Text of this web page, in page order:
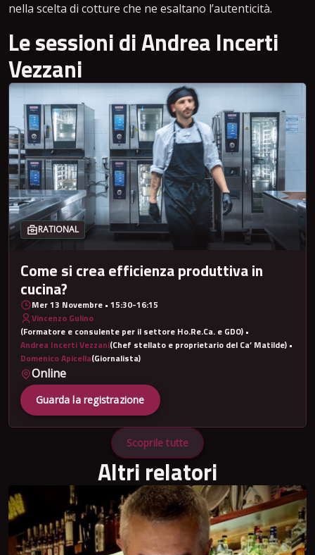
nella scelta di cotture che ne esaltano l’autenticità.
Le sessioni di Andrea Incerti
Vezzani
RATIONAL
Come si crea efficienza produttiva in
cucina?
Mer 13 Novembre • 15:30-16:15
Vincenzo Gulino
(Formatore e consulente per il settore Ho.Re.Ca. e GDO) •
Andrea Incerti Vezzani(Chef stellato e proprietario del Ca’ Matilde) •
Domenico Apicella(Giornalista)
Online
Guarda la registrazione
Scoprile tutte
Altri relatori